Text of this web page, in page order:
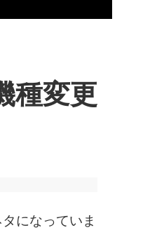
種変更
になっていま